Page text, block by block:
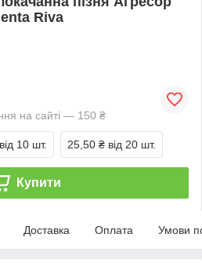
Riva
на сайті — 150 ₴
від 10 шт. 25,50 ₴ від 20 шт.
Купити
Доставка Оплата Умови